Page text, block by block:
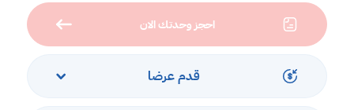
احجز وحدتك الان
قدم عرضا
،منطقة طعام واسعة
،مطبخ خارجي
،غرفة خادمة بحمام خاص
،غرفة سائق بحمام خاص
، غرفة زجاجية بالحديقة بحمام